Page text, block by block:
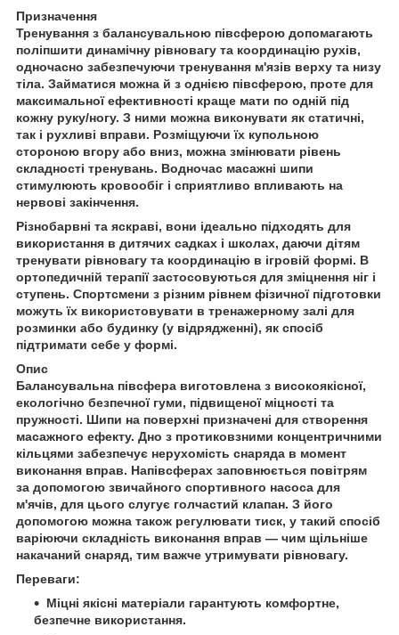
Призначення
Тренування з балансувальною півсферою допомагають
поліпшити динамічну рівновагу та координацію рухів,
одночасно забезпечуючи тренування м'язів верху та низу
тіла. Займатися можна й з однією півсферою, проте для
максимальної ефективності краще мати по одній під
кожну руку/ногу. З ними можна виконувати як статичні,
так і рухливі вправи. Розміщуючи їх купольною
стороною вгору або вниз, можна змінювати рівень
складності тренувань. Водночас масажні шипи
стимулюють кровообіг і сприятливо впливають на
нервові закінчення.
Різнобарвні та яскраві, вони ідеально підходять для
використання в дитячих садках і школах, даючи дітям
тренувати рівновагу та координацію в ігровій формі. В
ортопедичній терапії застосовуються для зміцнення ніг і
ступень. Спортсмени з різним рівнем фізичної підготовки
можуть їх використовувати в тренажерному залі для
розминки або будинку (у відрядженні), як спосіб
підтримати себе у формі.
Опис
Балансувальна півсфера виготовлена з високоякісної,
екологічно безпечної гуми, підвищеної міцності та
пружності. Шипи на поверхні призначені для створення
масажного ефекту. Дно з протиковзними концентричними
кільцями забезпечує нерухомість снаряда в момент
виконання вправ. Напівсферах заповнюється повітрям
за допомогою звичайного спортивного насоса для
м'ячів, для цього слугує голчастий клапан. З його
допомогою можна також регулювати тиск, у такий спосіб
варіюючи складність виконання вправ — чим щільніше
накачаний снаряд, тим важче утримувати рівновагу.
Переваги:
Міцні якісні матеріали гарантують комфортне,
безпечне використання.